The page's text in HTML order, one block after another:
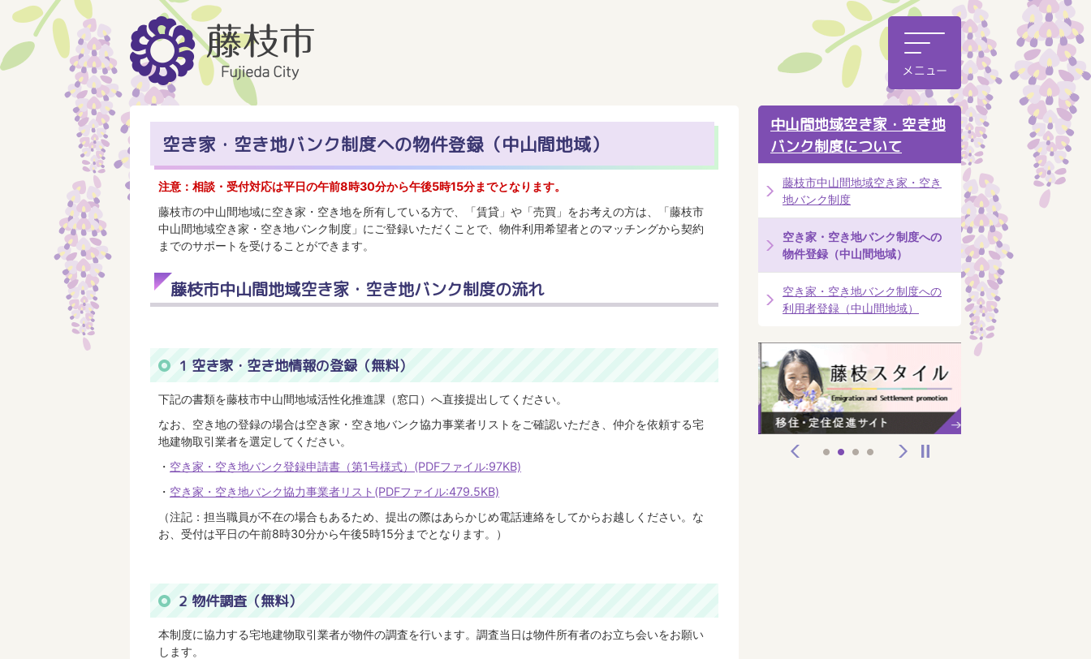
空き家・空き地バンク制度への物件登録（中山間地域）
注意：相談・受付対応は平日の午前8時30分から午後5時15分までとなります。
藤枝市の中山間地域に空き家・空き地を所有している方で、「賃貸」や「売買」をお考えの方は、「藤枝市
中山間地域空き家・空き地バンク制度」にご登録いただくことで、物件利用希望者とのマッチングから契約
までのサポートを受けることができます。
藤枝市中山間地域空き家・空き地バンク制度の流れ
1 空き家・空き地情報の登録（無料）
下記の書類を藤枝市中山間地域活性化推進課（窓口）へ直接提出してください。
なお、空き地の登録の場合は空き家・空き地バンク協力事業者リストをご確認いただき、仲介を依頼する宅
地建物取引業者を選定してください。
・ 空き家・空き地バンク登録申請書（第1号様式）(PDFファイル:97KB)
・ 空き家・空き地バンク協力事業者リスト(PDFファイル:479.5KB)
（注記：担当職員が不在の場合もあるため、提出の際はあらかじめ電話連絡をしてからお越しください。な
お、受付は平日の午前8時30分から午後5時15分までとなります。）
2 物件調査（無料）
本制度に協力する宅地建物取引業者が物件の調査を行います。調査当日は物件所有者のお立ち会いをお願い
します。
中山間地域空き家・空き地
バンク制度について
藤枝市中山間地域空き家・空き
地バンク制度
空き家・空き地バンク制度への
物件登録（中山間地域）
空き家・空き地バンク制度への
利用者登録（中山間地域）